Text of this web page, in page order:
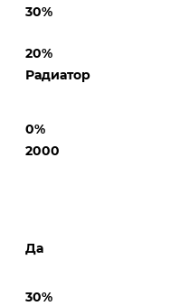
30%
20%
Радиатор
0%
2000
Да
30%